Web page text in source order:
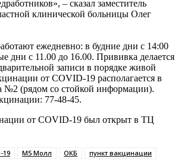
– сказал заместитель
клинической больницы Олег
ежедневно: в будние дни с 14:00
дни с 11.00 до 16.00. Прививка делается
записи в порядке живой
от COVID-19 располагается в
№2 (рядом со стойкой информации).
77-48-45.
от COVID-19 был открыт в ТЦ
19 М5 Молл ОКБ пункт вакцинации